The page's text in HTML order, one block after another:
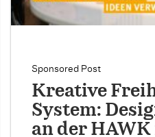
Sponsored Post
Kreative
System:
an der HAWK